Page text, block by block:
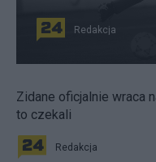
Redakcja
Zidane oficjalnie wraca
to czekali
Redakcja